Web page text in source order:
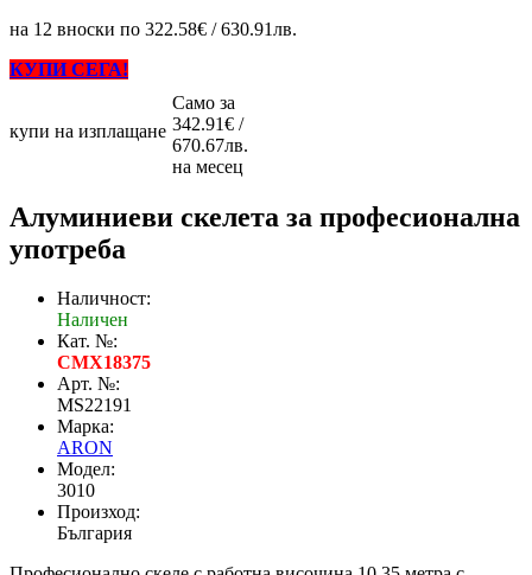
на 12 вноски по 322.58€ / 630.91лв.
КУПИ СЕГА!
купи на изплащане
Само за
342.91€ /
670.67лв.
на месец
Алуминиеви скелета за професионална
употреба
Наличност:
Наличен
Кат. №:
CMX18375
Арт. №:
MS22191
Марка:
ARON
Модел:
3010
Произход:
България